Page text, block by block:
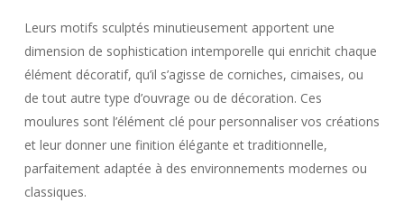
Leurs motifs sculptés minutieusement apportent une
dimension de sophistication intemporelle qui enrichit chaque
élément décoratif, qu’il s’agisse de corniches, cimaises, ou
de tout autre type d’ouvrage ou de décoration. Ces
moulures sont l’élément clé pour personnaliser vos créations
et leur donner une finition élégante et traditionnelle,
parfaitement adaptée à des environnements modernes ou
classiques.